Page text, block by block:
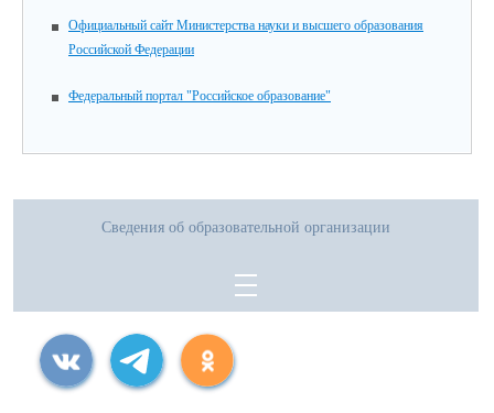
Официальный сайт Министерства науки и высшего образования
Российской Федерации
Федеральный портал "Российское образование"
Сведения об образовательной организации